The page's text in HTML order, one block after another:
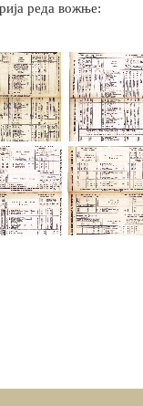
реда вожње: